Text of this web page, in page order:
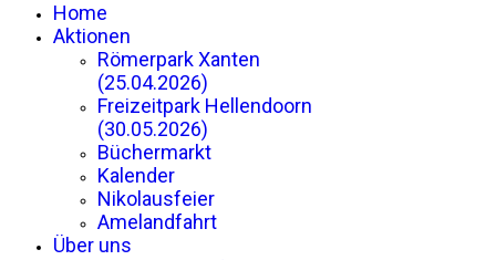
Home
Aktionen
Römerpark Xanten
(25.04.2026)
Freizeitpark Hellendoorn
(30.05.2026)
Büchermarkt
Kalender
Nikolausfeier
Amelandfahrt
Über uns